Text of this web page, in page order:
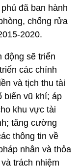
đã ban hành
chống rửa
2020.
động sẽ triển
các chính
và tịch thu tài
biến vũ khí; áp
khu vực tài
tăng cường
thông tin về
nhân và thỏa
trách nhiệm